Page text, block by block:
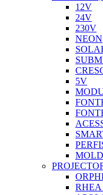
12V
24V
230V
NEON
5V
RHEA